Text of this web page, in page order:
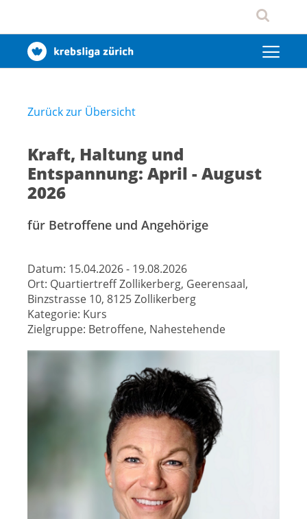
Zurück zur Übersicht
Kraft, Haltung und
Entspannung: April - August
2026
für Betroffene und Angehörige
Datum: 15.04.2026 - 19.08.2026
Ort: Quartiertreff Zollikerberg, Geerensaal,
Binzstrasse 10, 8125 Zollikerberg
Kategorie: Kurs
Zielgruppe: Betroffene, Nahestehende